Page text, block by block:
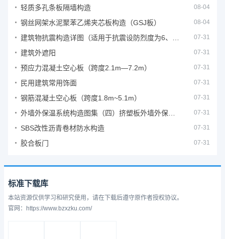
轻质多孔条板隔墙构造 08-04
钢丝网架水泥聚苯乙烯夹芯板构造（GSJ板） 08-04
07-31
建筑外遮阳 07-31
预应力混凝土空心板（跨度2.1m—7.2m） 07-31
民用建筑常用饰面 07-31
钢筋混凝土空心板（跨度1.8m~5.1m） 07-31
07-31
SBS改性沥青卷材防水构造 07-31
胶合板门 07-31
标准下载库
本站资源仅供学习和研究使用，请在下载后遵守原作者授权协议。
官网：https://www.bzxzku.com/